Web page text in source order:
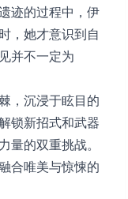
迹的过程中，伊
，她才意识到自
并不一定为
，沉浸于眩目的
锁新招式和武器
量的双重挑战。
合唯美与惊悚的